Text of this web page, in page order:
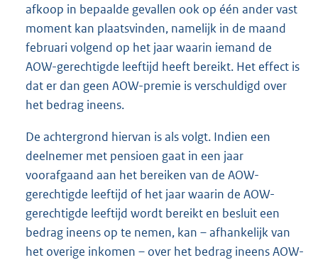
afkoop in bepaalde gevallen ook op één ander vast
moment kan plaatsvinden, namelijk in de maand
februari volgend op het jaar waarin iemand de
AOW-gerechtigde leeftijd heeft bereikt. Het effect is
dat er dan geen AOW-premie is verschuldigd over
het bedrag ineens.
De achtergrond hiervan is als volgt. Indien een
deelnemer met pensioen gaat in een jaar
voorafgaand aan het bereiken van de AOW-
gerechtigde leeftijd of het jaar waarin de AOW-
gerechtigde leeftijd wordt bereikt en besluit een
bedrag ineens op te nemen, kan – afhankelijk van
het overige inkomen – over het bedrag ineens AOW-